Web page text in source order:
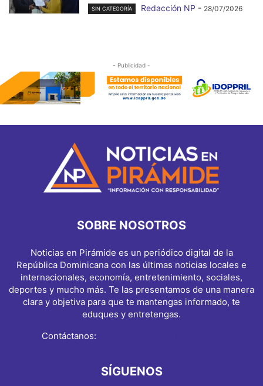
SIN CATEGORÍA Redacción NP - 28/07/2026
- Publicidad -
SOBRE NOSOTROS
Noticias en Pirámide es un periódico digital de la
República Dominicana con las últimas noticias locales e
internacionales, economía, entretenimiento, sociales,
deportes y mucho más. Te las presentamos de una manera
clara y objetiva para que te mantengas informado, te
eduques y entretengas.
Contáctanos:
SÍGUENOS